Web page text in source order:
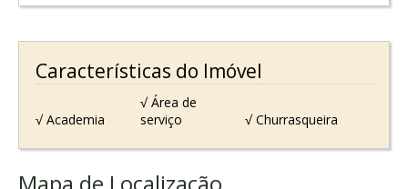
Características do Imóvel
√ Academia
√ Área de
serviço
√ Churrasqueira